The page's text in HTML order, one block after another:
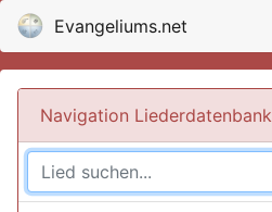
Evangeliums.net
Navigation Liederdatenbank